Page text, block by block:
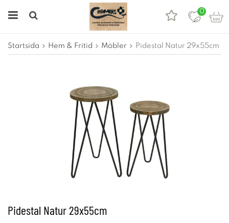
0
Startsida Hem & Fritid Möbler Pidestal Natur 29x55cm
Pidestal Natur 29x55cm